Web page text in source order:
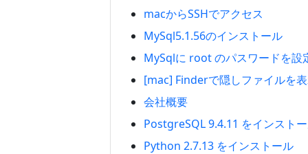
macからSSHでアクセス
MySql5.1.56のインストール
MySqlに root のパスワードを設
[mac] Finderで隠しファイルを
会社概要
PostgreSQL 9.4.11 をインスト
Python 2.7.13 をインストール